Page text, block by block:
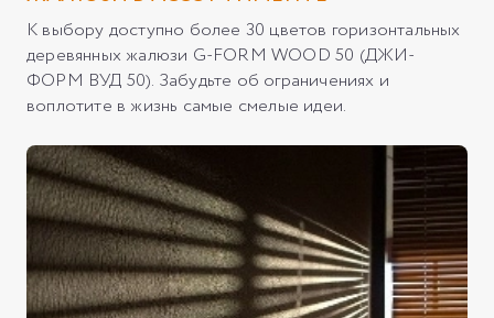
К выбору доступно более 30 цветов горизонтальных
деревянных жалюзи G-FORM WOOD 50 (ДЖИ-
ФОРМ ВУД 50). Забудьте об ограничениях и
воплотите в жизнь самые смелые идеи.